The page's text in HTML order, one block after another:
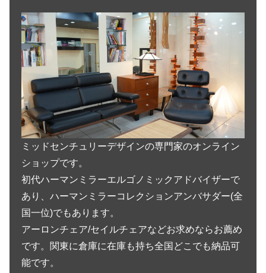
ミッドセンチュリーデザインの専門家のオンライン
ショップです。
初代ハーマンミラーエルゴノミックアドバイザーで
あり、ハーマンミラーコレクションアンバサダー(全
国一位)でもあります。
アーロンチェア/セイルチェアなどお求めならお薦め
です。関東に倉庫に在庫も持ち全国どこでも納品可
能です。